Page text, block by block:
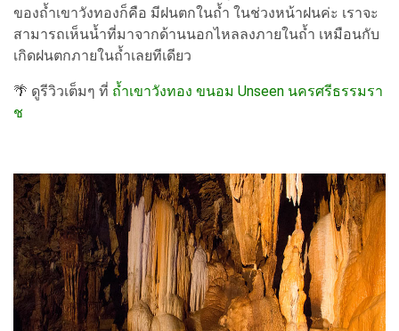
ของถ้ำเขาวังทองก็คือ มีฝนตกในถ้ำ ในช่วงหน้าฝนค่ะ เราจะ
สามารถเห็นน้ำที่มาจากด้านนอกไหลลงภายในถ้ำ เหมือนกับ
เกิดฝนตกภายในถ้ำเลยทีเดียว
🌴 ดูรีวิวเต็มๆ ที่ ถ้ำเขาวังทอง ขนอม Unseen นครศรีธรรมรา
ช